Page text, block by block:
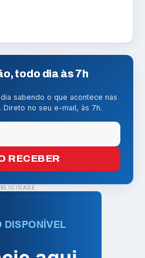
todo dia às 7h
sabendo o que acontece nas
no seu e-mail, às 7h.
RECEBER